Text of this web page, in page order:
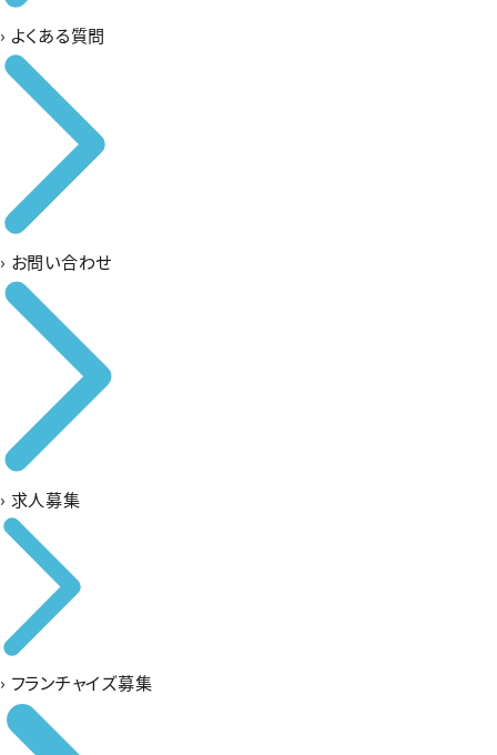
› よくある質問
› お問い合わせ
› 求人募集
› フランチャイズ募集